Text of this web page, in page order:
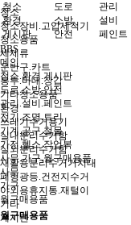
청소
청소장비.고압세척기
청소용품
세제류
운반구.카트
봉투.마대.장갑
기타청소용품
환경
쓰레기수거용기
실내분리수거함
실외분리수거함
재활용분리수거거치대
폐형광등.건전지수거
야외용휴지통.재털이
기타
게시판
청소
환경
게시판
도로
소방
안전
관리
설비
페인트
BBS
메인
청소.환경.게시판
도로.소방.안전
관리.설비.페인트
전기.조명.트리
기계.공구.철물
가전.헬스.작업복
사무.가구.월구매용품
사무
가구
월구매용품
월구매용품